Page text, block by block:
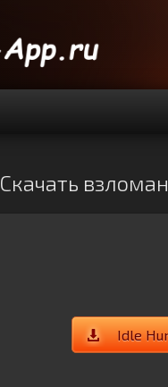
Скачать
Idle